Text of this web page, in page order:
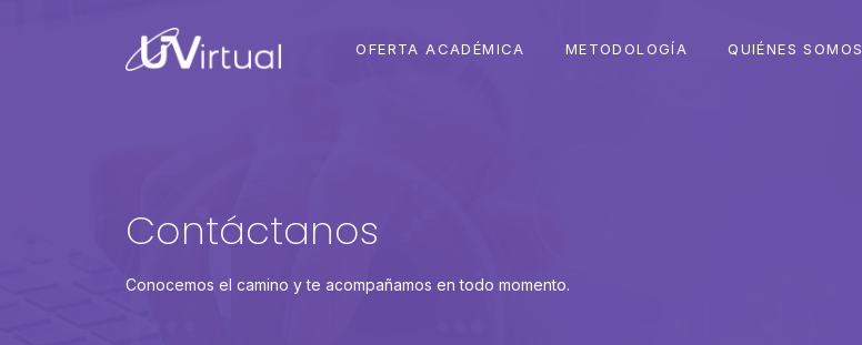
OFERTA ACADÉMICA METODOLOGÍA QUIÉNES SOMOS
Contáctanos
Conocemos el camino y te acompañamos en todo momento.